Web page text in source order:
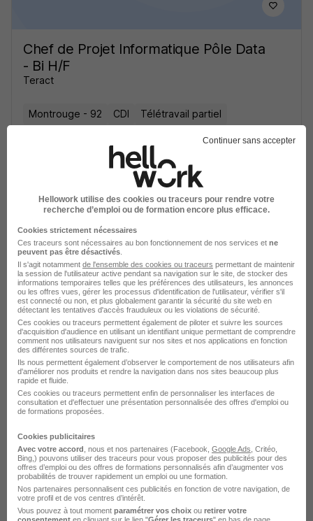
Chef de Projet Informatique Pôle Data
- Bi H/F
Teract
Montrouge - 92 CDI Télétravail partiel
Chef de Projets Informatique H/F
Approach People Recruitment
Paris - 75 CDI
55 000 - 70 000 € / an
Télétravail partiel
Voir l’offre
Chef de Projets IT H/F
Approach People Recruitment
Continuer sans accepter
Hellowork utilise des cookies ou traceurs pour rendre votre
recherche d’emploi ou de formation encore plus efficace.
Cookies strictement nécessaires
Ces traceurs sont nécessaires au bon fonctionnement de nos services et ne
peuvent pas être désactivés
Il s'agit notamment de l'ensemble des cookies ou traceurs permettant de maintenir
la session de l'utilisateur active pendant sa navigation sur le site, de stocker des
informations temporaires telles que les préférences des utilisateurs, les annonces
ou les offres vues, gérer les processus d'identification de l'utilisateur, vérifier s'il
est connecté ou non, et plus globalement garantir la sécurité du site web en
détectant les tentatives d'accès frauduleux ou les violations de sécurité.
Ces cookies ou traceurs permettent également de piloter et suivre les sources
d'acquisition d'audience en utilisant un identifiant unique permettant de comprendre
comment nos utilisateurs naviguent sur nos sites et nos applications en fonction
des différentes sources de trafic.
Ils nous permettent également d’observer le comportement de nos utilisateurs afin
d'améliorer nos produits et rendre la navigation dans nos sites beaucoup plus
rapide et fluide.
Ces cookies ou traceurs permettent enfin de personnaliser les interfaces de
consultation et d'effectuer une présentation personnalisée des offres d'emploi ou
de formations proposées.
Cookies publicitaires
Avec votre accord , nous et nos partenaires (Facebook, Google Ads , Critéo,
Bing,) pouvons utiliser des traceurs pour vous proposer des publicités pour des
offres d’emploi ou des offres de formations personnalisés afin d’augmenter vos
probabilités de trouver rapidement un emploi ou une formation.
Nos partenaires personnalisent ces publicités en fonction de votre navigation, de
votre profil et de vos centres d’intérêt.
Vous pouvez à tout moment paramétrer vos choix ou retirer votre